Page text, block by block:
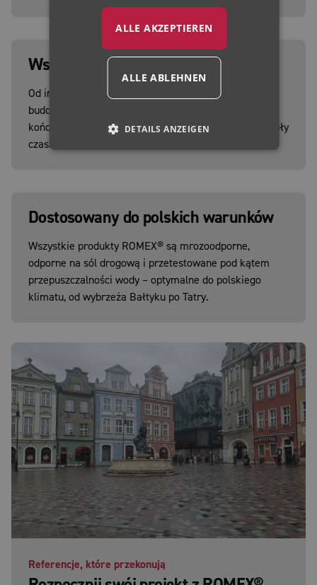
Wsparcie techniczne na budowie
Od instalacji powierzchni próbnej i instruktażu na
budowie po pełne towarzyszenie projektowi i odbiór
końcowy – nasz zespół techniczny jest z Tobą przez cały
czas.
Dostosowany do polskich warunków
Wszystkie produkty ROMEX® są mrozoodporne,
odporne na sól drogową i przetestowane pod kątem
przepuszczalności wody – optymalne do polskiego
klimatu, od wybrzeża Bałtyku po Tatry.
Referencje, które przekonują
ALLE AKZEPTIEREN
ALLE ABLEHNEN
DETAILS ANZEIGEN